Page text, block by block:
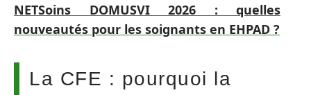
NETSoins DOMUSVI 2026 : quelles
nouveautés pour les soignants en EHPAD ?
La CFE : pourquoi la